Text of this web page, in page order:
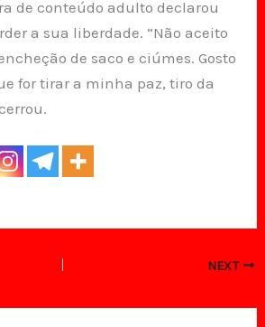
de conteúdo adulto declarou
a sua liberdade. “Não aceito
de saco e ciúmes. Gosto
for tirar a minha paz, tiro da
NEXT